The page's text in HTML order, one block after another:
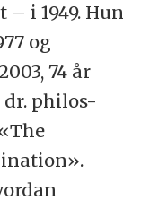
i 1949. Hun
og
74 år
philos-